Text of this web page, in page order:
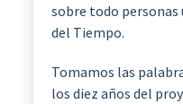
sobre todo personas
del Tiempo.
Tomamos las
los diez años del